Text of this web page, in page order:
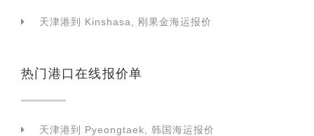
天津港到 Kinshasa, 刚果金海运报价
热门港口在线报价单
天津港到 Pyeongtaek, 韩国海运报价